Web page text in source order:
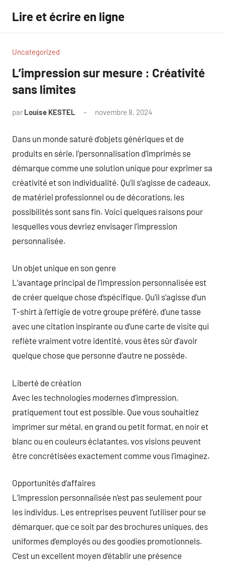
contenu
Lire et écrire en ligne
Uncategorized
L’impression sur mesure : Créativité
sans limites
par Louise KESTEL novembre 8, 2024
Dans un monde saturé d’objets génériques et de
produits en série, l’personnalisation d’imprimés se
démarque comme une solution unique pour exprimer sa
créativité et son individualité. Qu’il s’agisse de cadeaux,
de matériel professionnel ou de décorations, les
possibilités sont sans fin. Voici quelques raisons pour
lesquelles vous devriez envisager l’impression
personnalisée.
Un objet unique en son genre
L’avantage principal de l’impression personnalisée est
de créer quelque chose d’spécifique. Qu’il s’agisse d’un
T-shirt à l’effigie de votre groupe préféré, d’une tasse
avec une citation inspirante ou d’une carte de visite qui
reflète vraiment votre identité, vous êtes sûr d’avoir
quelque chose que personne d’autre ne possède.
Liberté de création
Avec les technologies modernes d’impression,
pratiquement tout est possible. Que vous souhaitiez
imprimer sur métal, en grand ou petit format, en noir et
blanc ou en couleurs éclatantes, vos visions peuvent
être concrétisées exactement comme vous l’imaginez.
Opportunités d’affaires
L’impression personnalisée n’est pas seulement pour
les individus. Les entreprises peuvent l’utiliser pour se
démarquer, que ce soit par des brochures uniques, des
uniformes d’employés ou des goodies promotionnels.
C’est un excellent moyen d’établir une présence